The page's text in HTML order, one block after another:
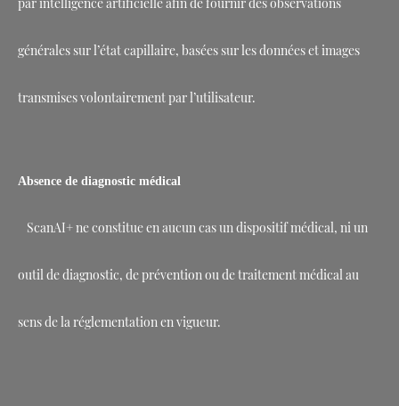
générales sur l’état capillaire, basées sur les données et images
transmises volontairement par l’utilisateur.
Absence de diagnostic médical
ScanAI+ ne constitue en aucun cas un dispositif médical, ni un
outil de diagnostic, de prévention ou de traitement médical au
sens de la réglementation en vigueur.